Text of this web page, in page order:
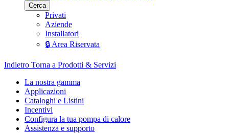
Cerca
Privati
Aziende
Installatori
🔒 Area Riservata
Indietro Torna a Prodotti & Servizi
La nostra gamma
Applicazioni
Cataloghi e Listini
Incentivi
Configura la tua pompa di calore
Assistenza e supporto